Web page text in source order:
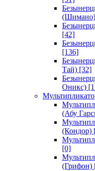
(Шимано)
[42]
[136]
Тай) [32]
Оникс)
(Абу
(Кондор)
[0]
(Грифон)